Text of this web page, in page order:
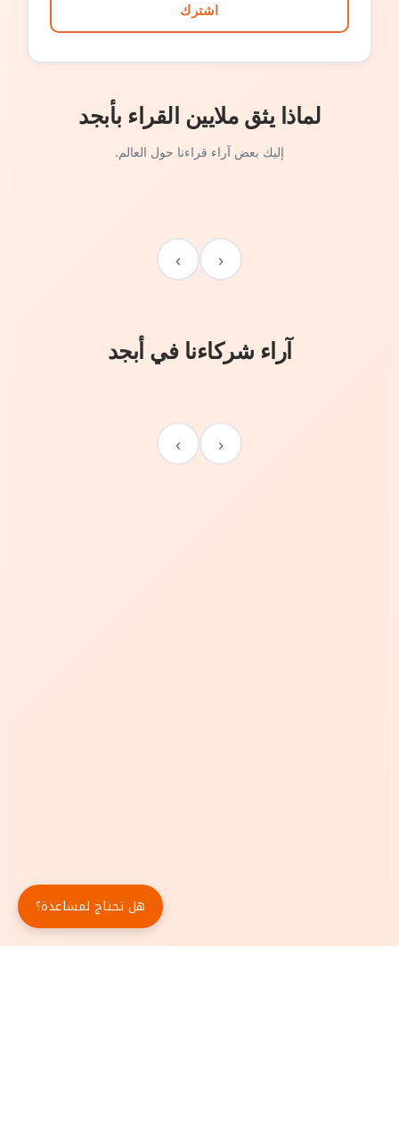
اشترك
لماذا يثق ملايين القراء بأبجد
إليك بعض آراء قراءنا حول العالم.
‹
›
آراء شركاءنا في أبجد
‹
›
هل تحتاج لمساعدة؟